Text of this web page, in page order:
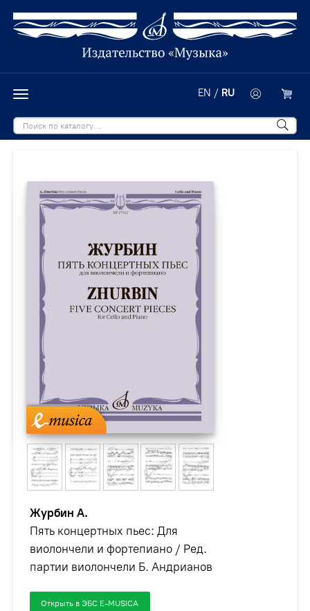
EN / RU
Журбин А.
Пять концертных пьес: Для
виолончели и фортепиано / Ред.
партии виолончели Б. Андрианов
Открыть в ЭБС E-MUSICA